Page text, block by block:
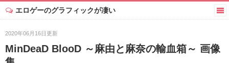
エロゲーのグラフィックが凄い
2020年06月16日更新
MinDeaD BlooD ～麻由と麻奈の輸血箱～ 画像